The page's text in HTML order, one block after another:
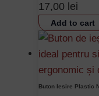
17,00 lei
Add to cart
Buton Iesire Plastic